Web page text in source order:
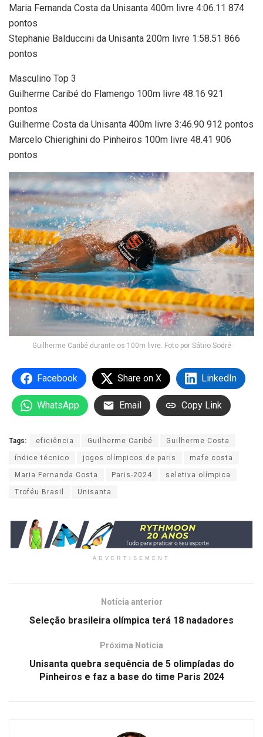
Maria Fernanda Costa da Unisanta 400m livre 4:06.11 874
pontos
Stephanie Balduccini da Unisanta 200m livre 1:58.51 866
pontos
Masculino Top 3
Guilherme Caribé do Flamengo 100m livre 48.16 921
pontos
Guilherme Costa da Unisanta 400m livre 3:46.90 912 pontos
Marcelo Chierighini do Pinheiros 100m livre 48.41 906
pontos
Guilherme Caribé durante os 100m livre. Foto por Sátiro Sodré
Facebook Share on X LinkedIn
WhatsApp Email Copy Link
Tags: eficiência Guilherme Caribé Guilherme Costa
índice técnico jogos olímpicos de paris mafe costa
Maria Fernanda Costa Paris-2024 seletiva olímpica
Troféu Brasil Unisanta
ADVERTISEMENT
Notícia anterior
Seleção brasileira olímpica terá 18 nadadores
Próxima Notícia
Unisanta quebra sequência de 5 olimpíadas do
Pinheiros e faz a base do time Paris 2024